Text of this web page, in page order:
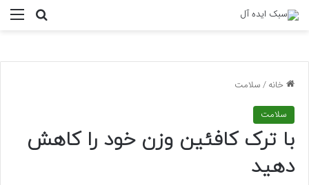
خانه/سلامت
سلامت
با ترک کافئین وزن خود را کاهش
دهید